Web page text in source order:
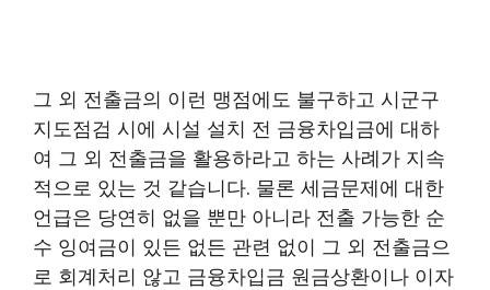
그 외 전출금의 이런 맹점에도 불구하고 시군구
지도점검 시에 시설 설치 전 금융차입금에 대하
여 그 외 전출금을 활용하라고 하는 사례가 지속
적으로 있는 것 같습니다. 물론 세금문제에 대한
언급은 당연히 없을 뿐만 아니라 전출 가능한 순
수 잉여금이 있든 없든 관련 없이 그 외 전출금으
로 회계처리 않고 금융차입금 원금상환이나 이자